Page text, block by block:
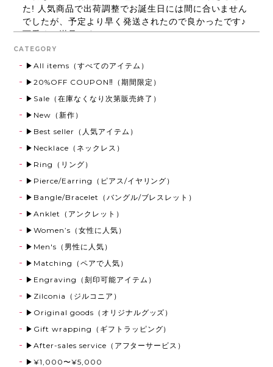
た! 人気商品で出荷調整でお誕生日には間に合いません
でしたが、予定より早く発送されたので良かったです♪
可愛くて満足です！
Round Ring 316L【Very's Hawaii】
2026/03/13
すごく良かったです。ありがとうございました。
ゴールド
2025/12/13
クリスマスプレゼントに購入させて頂きました！ めち
ゃくちゃ可愛くてとても喜んでいます。 ペアで買った
のでまだ渡せてませんが、喜んで貰えたら嬉しいな!!愛
用させて頂きます。ありがとうございました!!
2025/12/05
CATEGORY
▶All items（すべてのアイテム）
▶20%OFF COUPON‼（期間限定）
▶Sale（在庫なくなり次第販売終了）
▶New（新作）
▶Best seller（人気アイテム）
▶Necklace（ネックレス）
▶Ring（リング）
▶Pierce/Earring（ピアス/イヤリング）
▶Bangle/Bracelet（バングル/ブレスレット）
▶Anklet（アンクレット）
▶Women’s（女性に人気）
▶Men's（男性に人気）
▶Matching（ペアで人気）
▶Engraving（刻印可能アイテム）
▶Zilconia（ジルコニア）
▶Original goods（オリジナルグッズ）
▶Gift wrapping（ギフトラッピング）
▶After-sales service（アフターサービス）
▶¥1,000〜¥5,000